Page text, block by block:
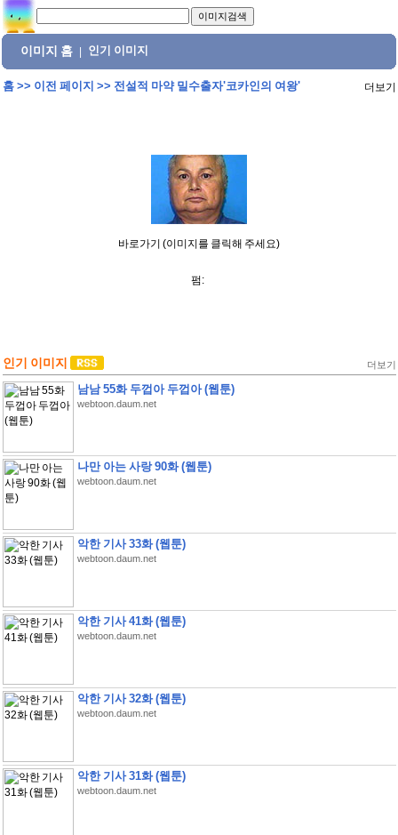
이미지 홈 인기 이미지
홈>> 이전 페이지 >> 전설적 마약 밀수출자'코카인의 여왕' 더보기
바로가기 (이미지를 클릭해 주세요)
펌:
인기 이미지 더보기
남남 55화 두껍아 두껍아 (웹툰)
webtoon.daum.net
나만 아는 사랑 90화 (웹툰)
webtoon.daum.net
악한 기사 33화 (웹툰)
webtoon.daum.net
악한 기사 41화 (웹툰)
webtoon.daum.net
악한 기사 32화 (웹툰)
webtoon.daum.net
악한 기사 31화 (웹툰)
webtoon.daum.net